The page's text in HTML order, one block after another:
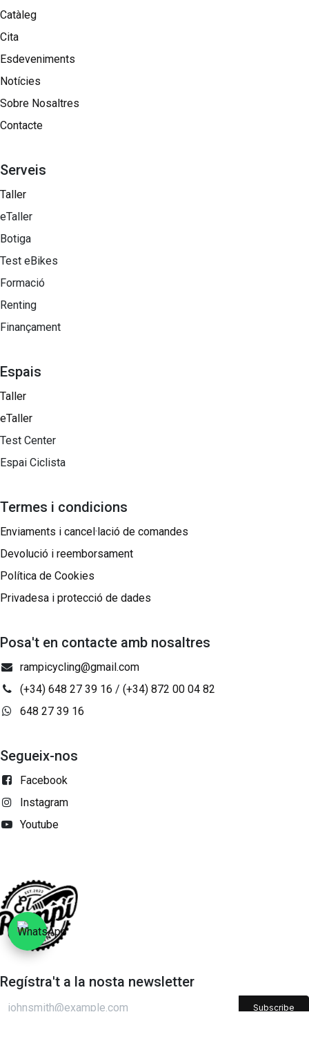
Catàleg
Cita
Esdeveniments
Notícies
Sobre Nosaltres​
Contacte
Serveis
Taller
eTaller
Botiga
Test eBikes
Formació
Renting
Finançament
Espais
Taller
eTaller
Test Center
Espai Ciclista
Termes i condicions
Enviaments i cancel·lació de comandes
Devolució i reemborsament
Política de Cookies
Privadesa i protecció de dades
Posa't en contacte amb nosaltres
rampicycling@gmail.com
(+34) 648 27 39 16 / (+34) 872 00 04 82
648 27 39 16
Segueix-nos
Facebook
Instagram
Youtube
Regístra't a la nosta newsletter
Subscribe